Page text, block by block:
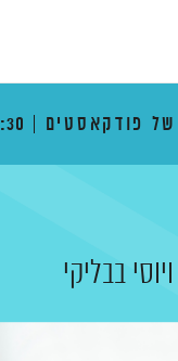
של פודקאסטים
ויוסי בבליקי